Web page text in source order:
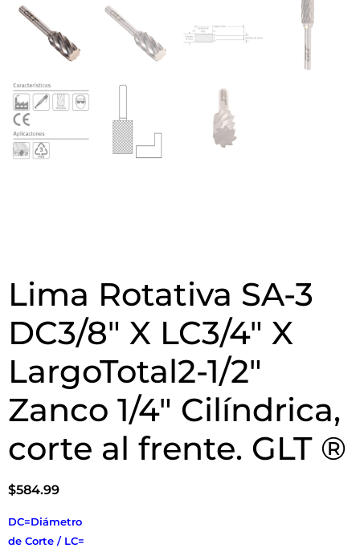
Lima Rotativa SA-3
DC3/8″ X LC3/4″ X
LargoTotal2-1/2″
Zanco 1/4″ Cilíndrica,
corte al frente. GLT ®
$584.99
DC=Diámetro
de Corte / LC=